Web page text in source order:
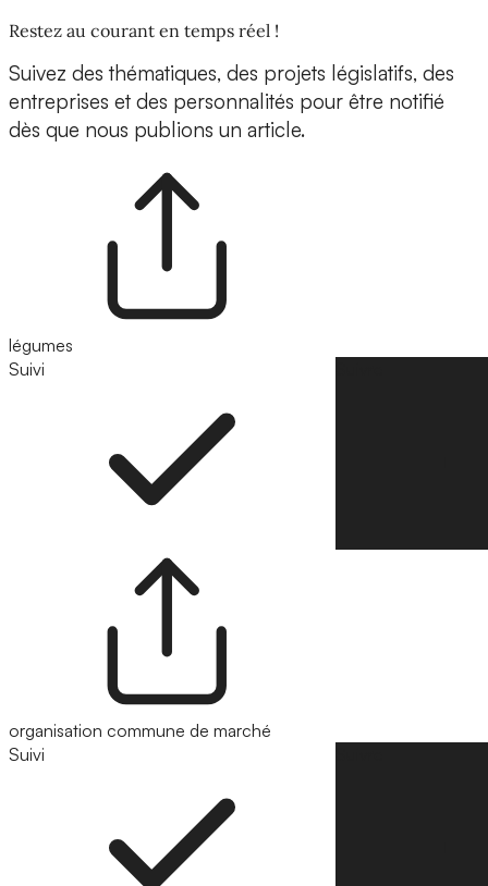
Restez au courant en temps réel !
Suivez des thématiques, des projets législatifs, des
entreprises et des personnalités pour être notifié
dès que nous publions un article.
légumes
Suivi
organisation commune de marché
Suivi